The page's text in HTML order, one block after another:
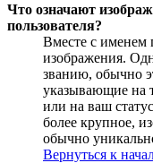
Что означают
пользователя?
Вместе с именем
изображения.
званию, обычно
указывающие на
или на ваш
более крупное,
обычно
Вернуться к